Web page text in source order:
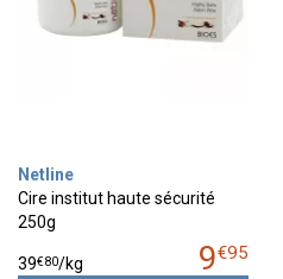
Netline
Cire institut haute sécurité
250g
9€95
39€80/kg